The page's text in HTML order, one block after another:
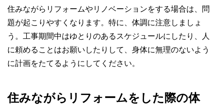
住みながらリフォームやリノベーションをする場合は、問
題が起こりやすくなります。特に、体調に注意しましょ
う。工事期間中はゆとりのあるスケジュールにしたり、人
に頼めることはお願いしたりして、身体に無理のないよう
に計画をたてるようにしてください。
住みながらリフォームをした際の体